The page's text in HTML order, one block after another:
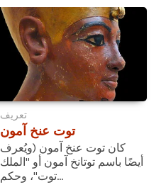
تعريف
توت عنخ آمون
كان توت عنخ آمون (ويُعرف
أيضًا باسم توتانخ آمون أو "الملك
توت"، وحكم...